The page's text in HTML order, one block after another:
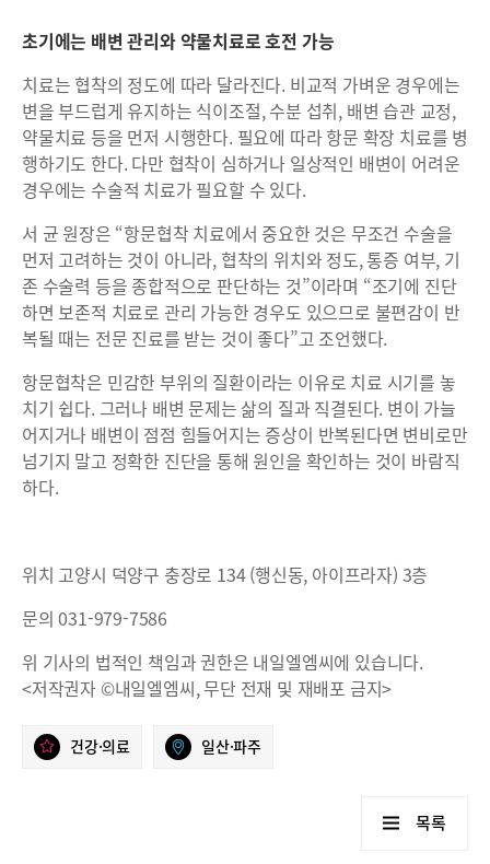
초기에는 배변 관리와 약물치료로 호전 가능
치료는 협착의 정도에 따라 달라진다. 비교적 가벼운 경우에는
변을 부드럽게 유지하는 식이조절, 수분 섭취, 배변 습관 교정,
약물치료 등을 먼저 시행한다. 필요에 따라 항문 확장 치료를 병
행하기도 한다. 다만 협착이 심하거나 일상적인 배변이 어려운
경우에는 수술적 치료가 필요할 수 있다.
서 균 원장은 “항문협착 치료에서 중요한 것은 무조건 수술을
먼저 고려하는 것이 아니라, 협착의 위치와 정도, 통증 여부, 기
존 수술력 등을 종합적으로 판단하는 것”이라며 “조기에 진단
하면 보존적 치료로 관리 가능한 경우도 있으므로 불편감이 반
복될 때는 전문 진료를 받는 것이 좋다”고 조언했다.
항문협착은 민감한 부위의 질환이라는 이유로 치료 시기를 놓
치기 쉽다. 그러나 배변 문제는 삶의 질과 직결된다. 변이 가늘
어지거나 배변이 점점 힘들어지는 증상이 반복된다면 변비로만
넘기지 말고 정확한 진단을 통해 원인을 확인하는 것이 바람직
하다.
위치 고양시 덕양구 충장로 134 (행신동, 아이프라자) 3층
문의 031-979-7586
위 기사의 법적인 책임과 권한은 내일엘엠씨에 있습니다.
<저작권자 ©내일엘엠씨, 무단 전재 및 재배포 금지>
건강·의료 일산·파주
목록